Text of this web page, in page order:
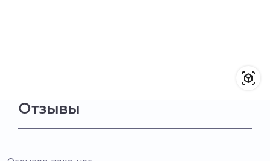
Отзывы